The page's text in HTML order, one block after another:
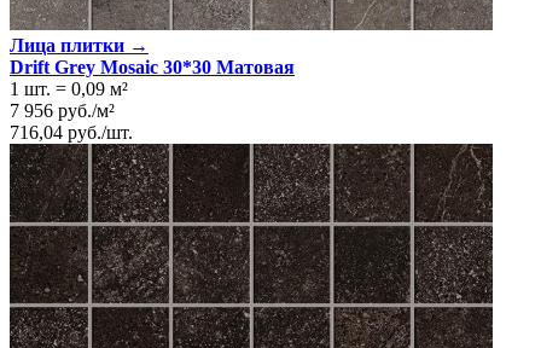
Лица плитки →
Drift Grey Mosaic 30*30 Матовая
1 шт. = 0,09 м²
7 956 руб./м²
716,04 руб./шт.